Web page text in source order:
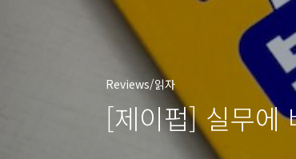
Reviews/읽자
[제이펍] 실무에